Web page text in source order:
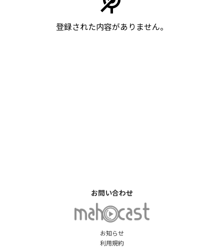
登録された内容がありません。
お知らせ
利用規約
お問い合わせ